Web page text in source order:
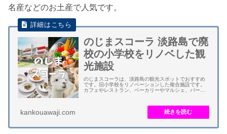
名産などのお土産で人気です。
のじまスコーラ 淡路島で廃
校の小学校をリノベした観
光施設
のじまスコーラは、淡路島の観光スポットでおすすめ
です。旧小学校をリノベーションした複合施設です。
カフェやレストラン、ベーカリーやマルシェ、バーベ
kankouawaji.com